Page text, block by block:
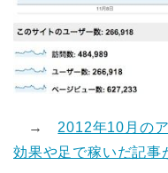
→ 2012年10月の
効果や足で稼いだ記事